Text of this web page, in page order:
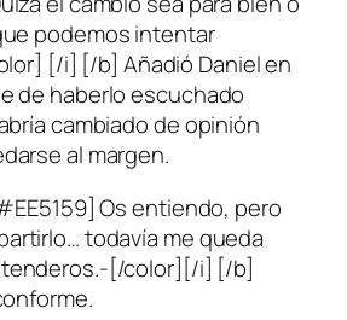
podemos intentar
[/i] [/b] Añadió Daniel en
de haberlo escuchado
cambiado de opinión
al margen.
Os entiendo, pero
todavía me queda
[/color][/i] [/b]